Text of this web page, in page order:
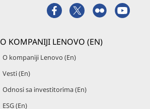
O KOMPANIJI LENOVO (EN)
O kompaniji Lenovo (En)
Vesti (En)
Odnosi sa investitorima (En)
ESG (En)